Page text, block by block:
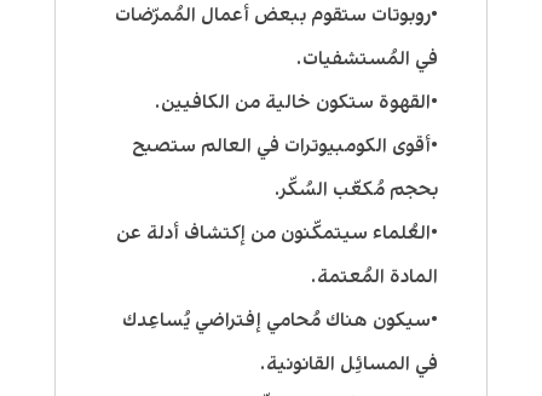
•روبوتات ستقوم ببعض أعمال المُمرّضات
في المُستشفيات.
•القهوة ستكون خالية من الكافيين.
•أقوى الكومبيوترات في العالم ستصبح
بحجم مُكعّب السُكّر.
•العُلماء سيتمكّنون من إكتشاف أدلة عن
المادة المُعتمة.
•سيكون هناك مُحامي إفتراضي يُساعِدك
في المسائِل القانونية.